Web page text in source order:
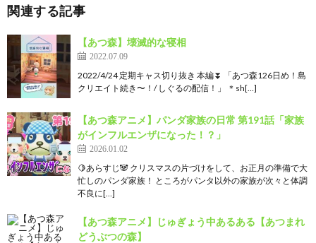
関連する記事
【あつ森】壊滅的な寝相
2022.07.09
2022/4/24 定期キャス切り抜き 本編⏬ 「あつ森126日め！島
クリエイト続き〜！/ しぐるの配信！」 ＊sh[…]
【あつ森アニメ】パンダ家族の日常 第191話「家族
がインフルエンザになった！？」
2026.01.02
🍋あらすじ🐼 クリスマスの片づけをして、お正月の準備で大
忙しのパンダ家族！ ところがパンタ以外の家族が次々と体調
不良に[…]
【あつ森アニメ】じゅぎょう中あるある【あつまれ
どうぶつの森】